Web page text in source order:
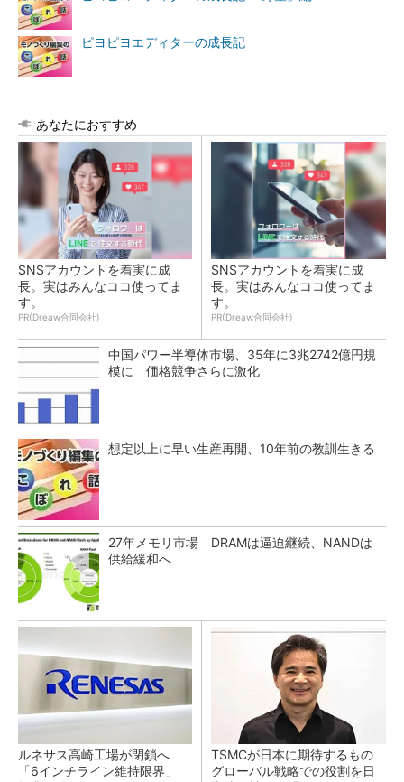
ピヨピヨエディターの成長記
あなたにおすすめ
SNSアカウントを着実に成
長。実はみんなココ使ってま
す。
PR(Dreaw合同会社)
SNSアカウントを着実に成
長。実はみんなココ使ってま
す。
PR(Dreaw合同会社)
中国パワー半導体市場、35年に3兆2742億円規
模に 価格競争さらに激化
想定以上に早い生産再開、10年前の教訓生きる
27年メモリ市場 DRAMは逼迫継続、NANDは
供給緩和へ
ルネサス高崎工場が閉鎖へ
「6インチライン維持限界」
TSMCが日本に期待するもの
グローバル戦略での役割を日